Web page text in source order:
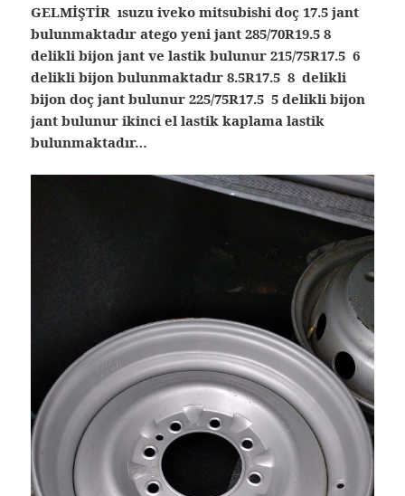
GELMİŞTİR ısuzu iveko mitsubishi doç 17.5 jant
bulunmaktadır atego yeni jant 285/70R19.5 8
delikli bijon jant ve lastik bulunur 215/75R17.5 6
delikli bijon bulunmaktadır 8.5R17.5 8 delikli
bijon doç jant bulunur 225/75R17.5 5 delikli bijon
jant bulunur ikinci el lastik kaplama lastik
bulunmaktadır…